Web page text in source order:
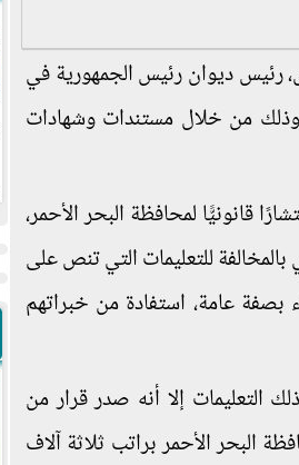
محمد رفاعة الطهاوى، رئيس ديوان رئيس الجمهورية في
وذلك من خلال مستندات وشهادات
علي ناجي مستشارًا قانونيًّا لمحافظة البحر الأحمر،
للتعليمات التي تنص على
بصفة عامة، استفادة من خبراتهم
التعليمات إلا أنه صدر قرار من
البحر الأحمر براتب ثلاثة آلاف